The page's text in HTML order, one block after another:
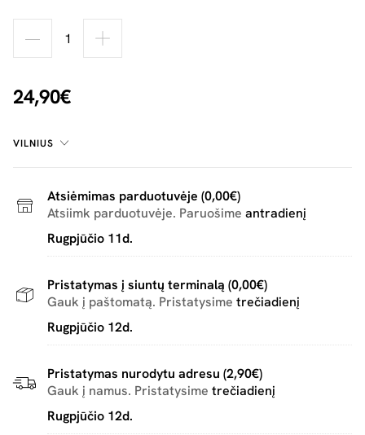
24,90€
VILNIUS
Atsiėmimas parduotuvėje (0,00€)
Atsiimk parduotuvėje. Paruošime antradienį
Rugpjūčio 11d.
Pristatymas į siuntų terminalą (0,00€)
Gauk į paštomatą. Pristatysime trečiadienį
Rugpjūčio 12d.
Pristatymas nurodytu adresu (2,90€)
Gauk į namus. Pristatysime trečiadienį
Rugpjūčio 12d.